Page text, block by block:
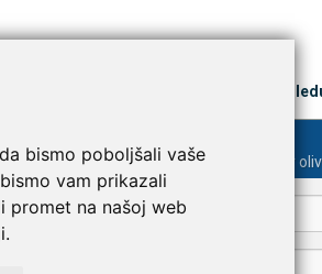
bismo poboljšali vaše
vam prikazali
promet na našoj web
i pouzdanost pri svakom
s okvirom i rubnik koji ne hladi, par